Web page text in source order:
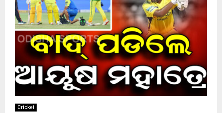
Cricket